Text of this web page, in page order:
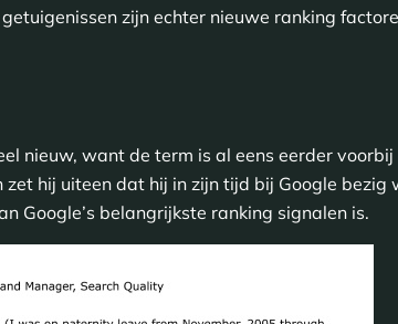
zijn echter nieuwe ranking
nieuw, want de term is al eens eerder
hij uiteen dat hij in zijn tijd bij Google
Google’s belangrijkste ranking signalen is.